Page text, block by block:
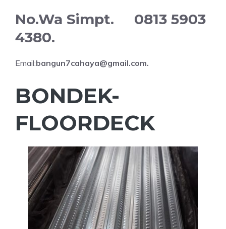
No.Wa Simpt. 0813 5903
4380.
Email:bangun7cahaya@gmail.com.
BONDEK-
FLOORDECK